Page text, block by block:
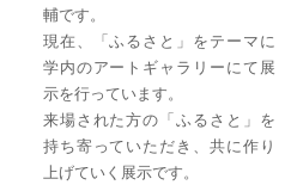
輔です。
現在、「ふるさと」をテーマに
学内のアートギャラリーにて展
示を行っています。
来場された方の「ふるさと」を
持ち寄っていただき、共に作り
上げていく展示です。